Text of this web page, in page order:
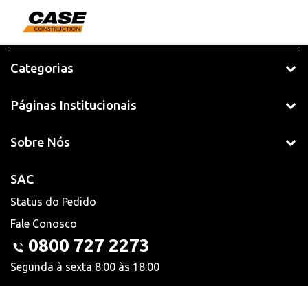
Categorias
Páginas Institucionais
Sobre Nós
SAC
Status do Pedido
Fale Conosco
0800 727 2273
Segunda à sexta 8:00 às 18:00